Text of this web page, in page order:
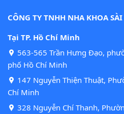
CÔNG TY TNHH NHA KHOA
Tại TP. Hồ Chí Minh
563-565 Trần Hưng Đạo,
phố Hồ Chí Minh
147 Nguyễn Thiện Thuật,
Chí Minh
328 Nguyễn Chí Thanh,